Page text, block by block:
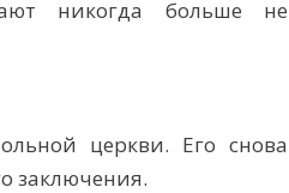
никогда больше не
церкви. Его снова
заключения.